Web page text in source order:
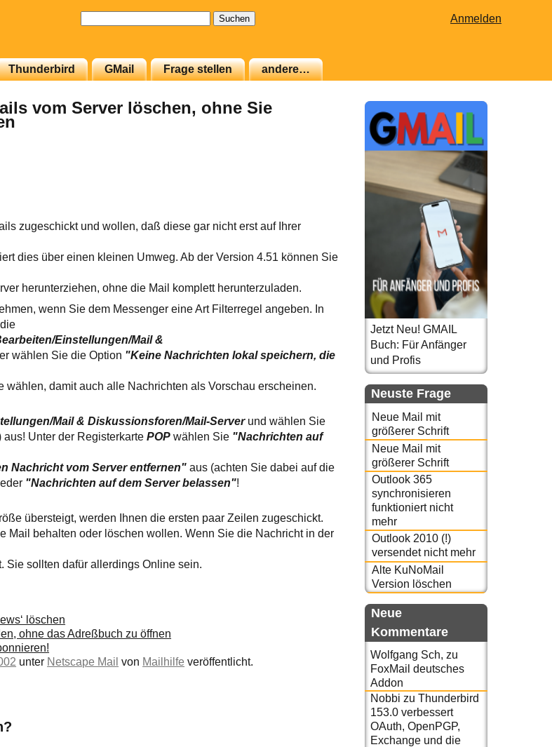
Anmelden
Thunderbird GMail Frage stellen andere…
vom Server löschen, ohne Sie
zugeschickt und wollen, daß diese gar nicht erst auf Ihrer
dies über einen kleinen Umweg. Ab der Version 4.51 können Sie
herunterziehen, ohne die Mail komplett herunterzuladen.
wenn Sie dem Messenger eine Art Filterregel angeben. In
Einstellungen/Mail &
wählen Sie die Option "Keine Nachrichten lokal speichern, die
damit auch alle Nachrichten als Vorschau erscheinen.
Mail & Diskussionsforen/Mail-Serverund wählen Sie
aus! Unter der RegisterkartePOP wählen Sie "Nachrichten auf
Nachricht vom Server entfernen" aus (achten Sie dabei auf die
"Nachrichten auf dem Server belassen"!
übersteigt, werden Ihnen die ersten paar Zeilen zugeschickt.
Mail behalten oder löschen wollen. Wenn Sie die Nachricht in der
Sie sollten dafür allerdings Online sein.
löschen
ohne das Adreßbuch zu öffnen
unter Netscape Mail von Mailhilfe veröffentlicht.
Jetzt Neu! GMAIL
Buch: Für Anfänger
und Profis
Neuste Frage
Neue Mail mit
größerer Schrift
Neue Mail mit
größerer Schrift
Outlook 365
synchronisieren
funktioniert nicht
mehr
Outlook 2010 (!)
versendet nicht mehr
Alte KuNoMail
Version löschen
Neue
Kommentare
Wolfgang Sch, zu
FoxMail deutsches
Addon
Nobbi zu Thunderbird
153.0 verbessert
OAuth, OpenPGP,
Exchange und die